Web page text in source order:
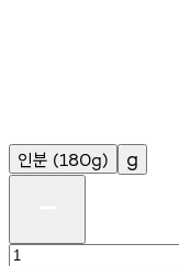
인분 (180g) g